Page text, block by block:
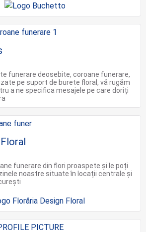
funerare deosebite, coroane funerare,
pe suport de burete floral, vă rugăm
a ne specifica mesajele pe care doriți
funerare din flori proaspete și le poți
noastre situate în locații centrale și